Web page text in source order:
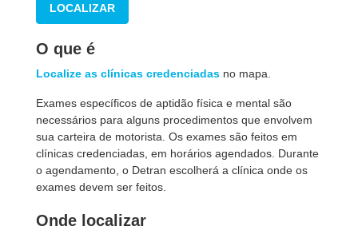
LOCALIZAR
O que é
Localize as clínicas credenciadas no mapa.
Exames específicos de aptidão física e mental são
necessários para alguns procedimentos que envolvem
sua carteira de motorista. Os exames são feitos em
clínicas credenciadas, em horários agendados. Durante
o agendamento, o Detran escolherá a clínica onde os
exames devem ser feitos.
Onde localizar